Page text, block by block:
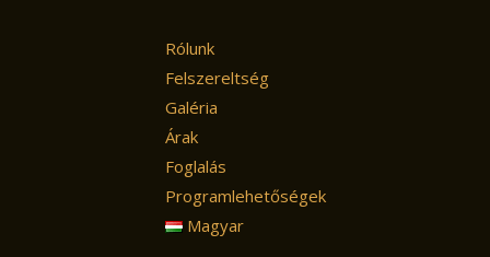
Rólunk
Felszereltség
Galéria
Árak
Foglalás
Programlehetőségek
Magyar